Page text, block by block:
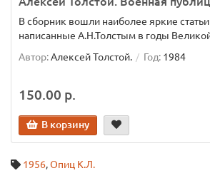
В сборник вошли наиболее яркие
написанные А.Н.Толстым в годы
Автор:Алексей Толстой. Год: 1984
150.00 р.
В корзину
1956,Опиц К.Л.